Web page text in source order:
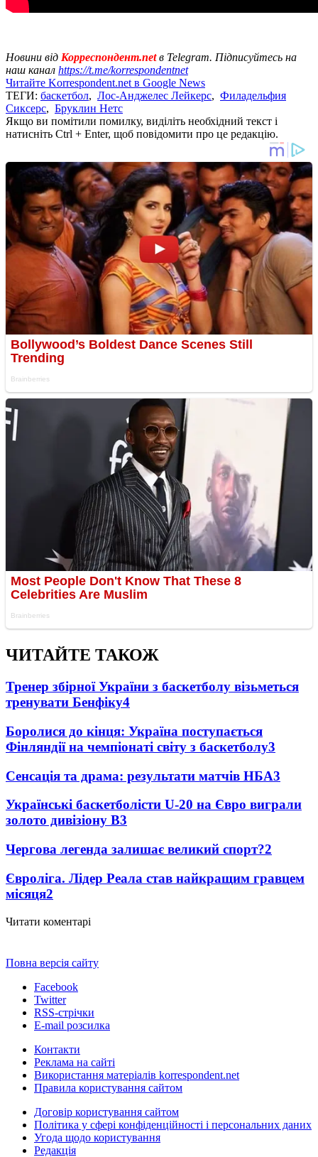
Новини від Корреспондент.netв Telegram. Підписуйтесь на
наш канал https://t.me/korrespondentnet
Читайте Korrespondent.net в Google News
ТЕГИ: баскетбол, Лос-Анджелес Лейкерс, Филадельфия
Сиксерс, Бруклин Нетс
Якщо ви помітили помилку, виділіть необхідний текст і
натисніть Ctrl + Enter, щоб повідомити про це редакцію.
ЧИТАЙТЕ ТАКОЖ
Тренер збірної України з баскетболу візьметься
тренувати Бенфіку4
Боролися до кінця: Україна поступається
Фінляндії на чемпіонаті світу з баскетболу3
Сенсація та драма: результати матчів НБА3
Українські баскетболісти U-20 на Євро виграли
золото дивізіону В3
Чергова легенда залишає великий спорт?2
Євроліга. Лідер Реала став найкращим гравцем
місяця2
Читати коментарі
Повна версія сайту
Facebook
Twitter
RSS-стрічки
E-mail розсилка
Контакти
Реклама на сайті
Використання матеріалів korrespondent.net
Правила користування сайтом
Договір користування сайтом
Політика у сфері конфіденційності і персональних даних
Угода щодо користування
Редакція